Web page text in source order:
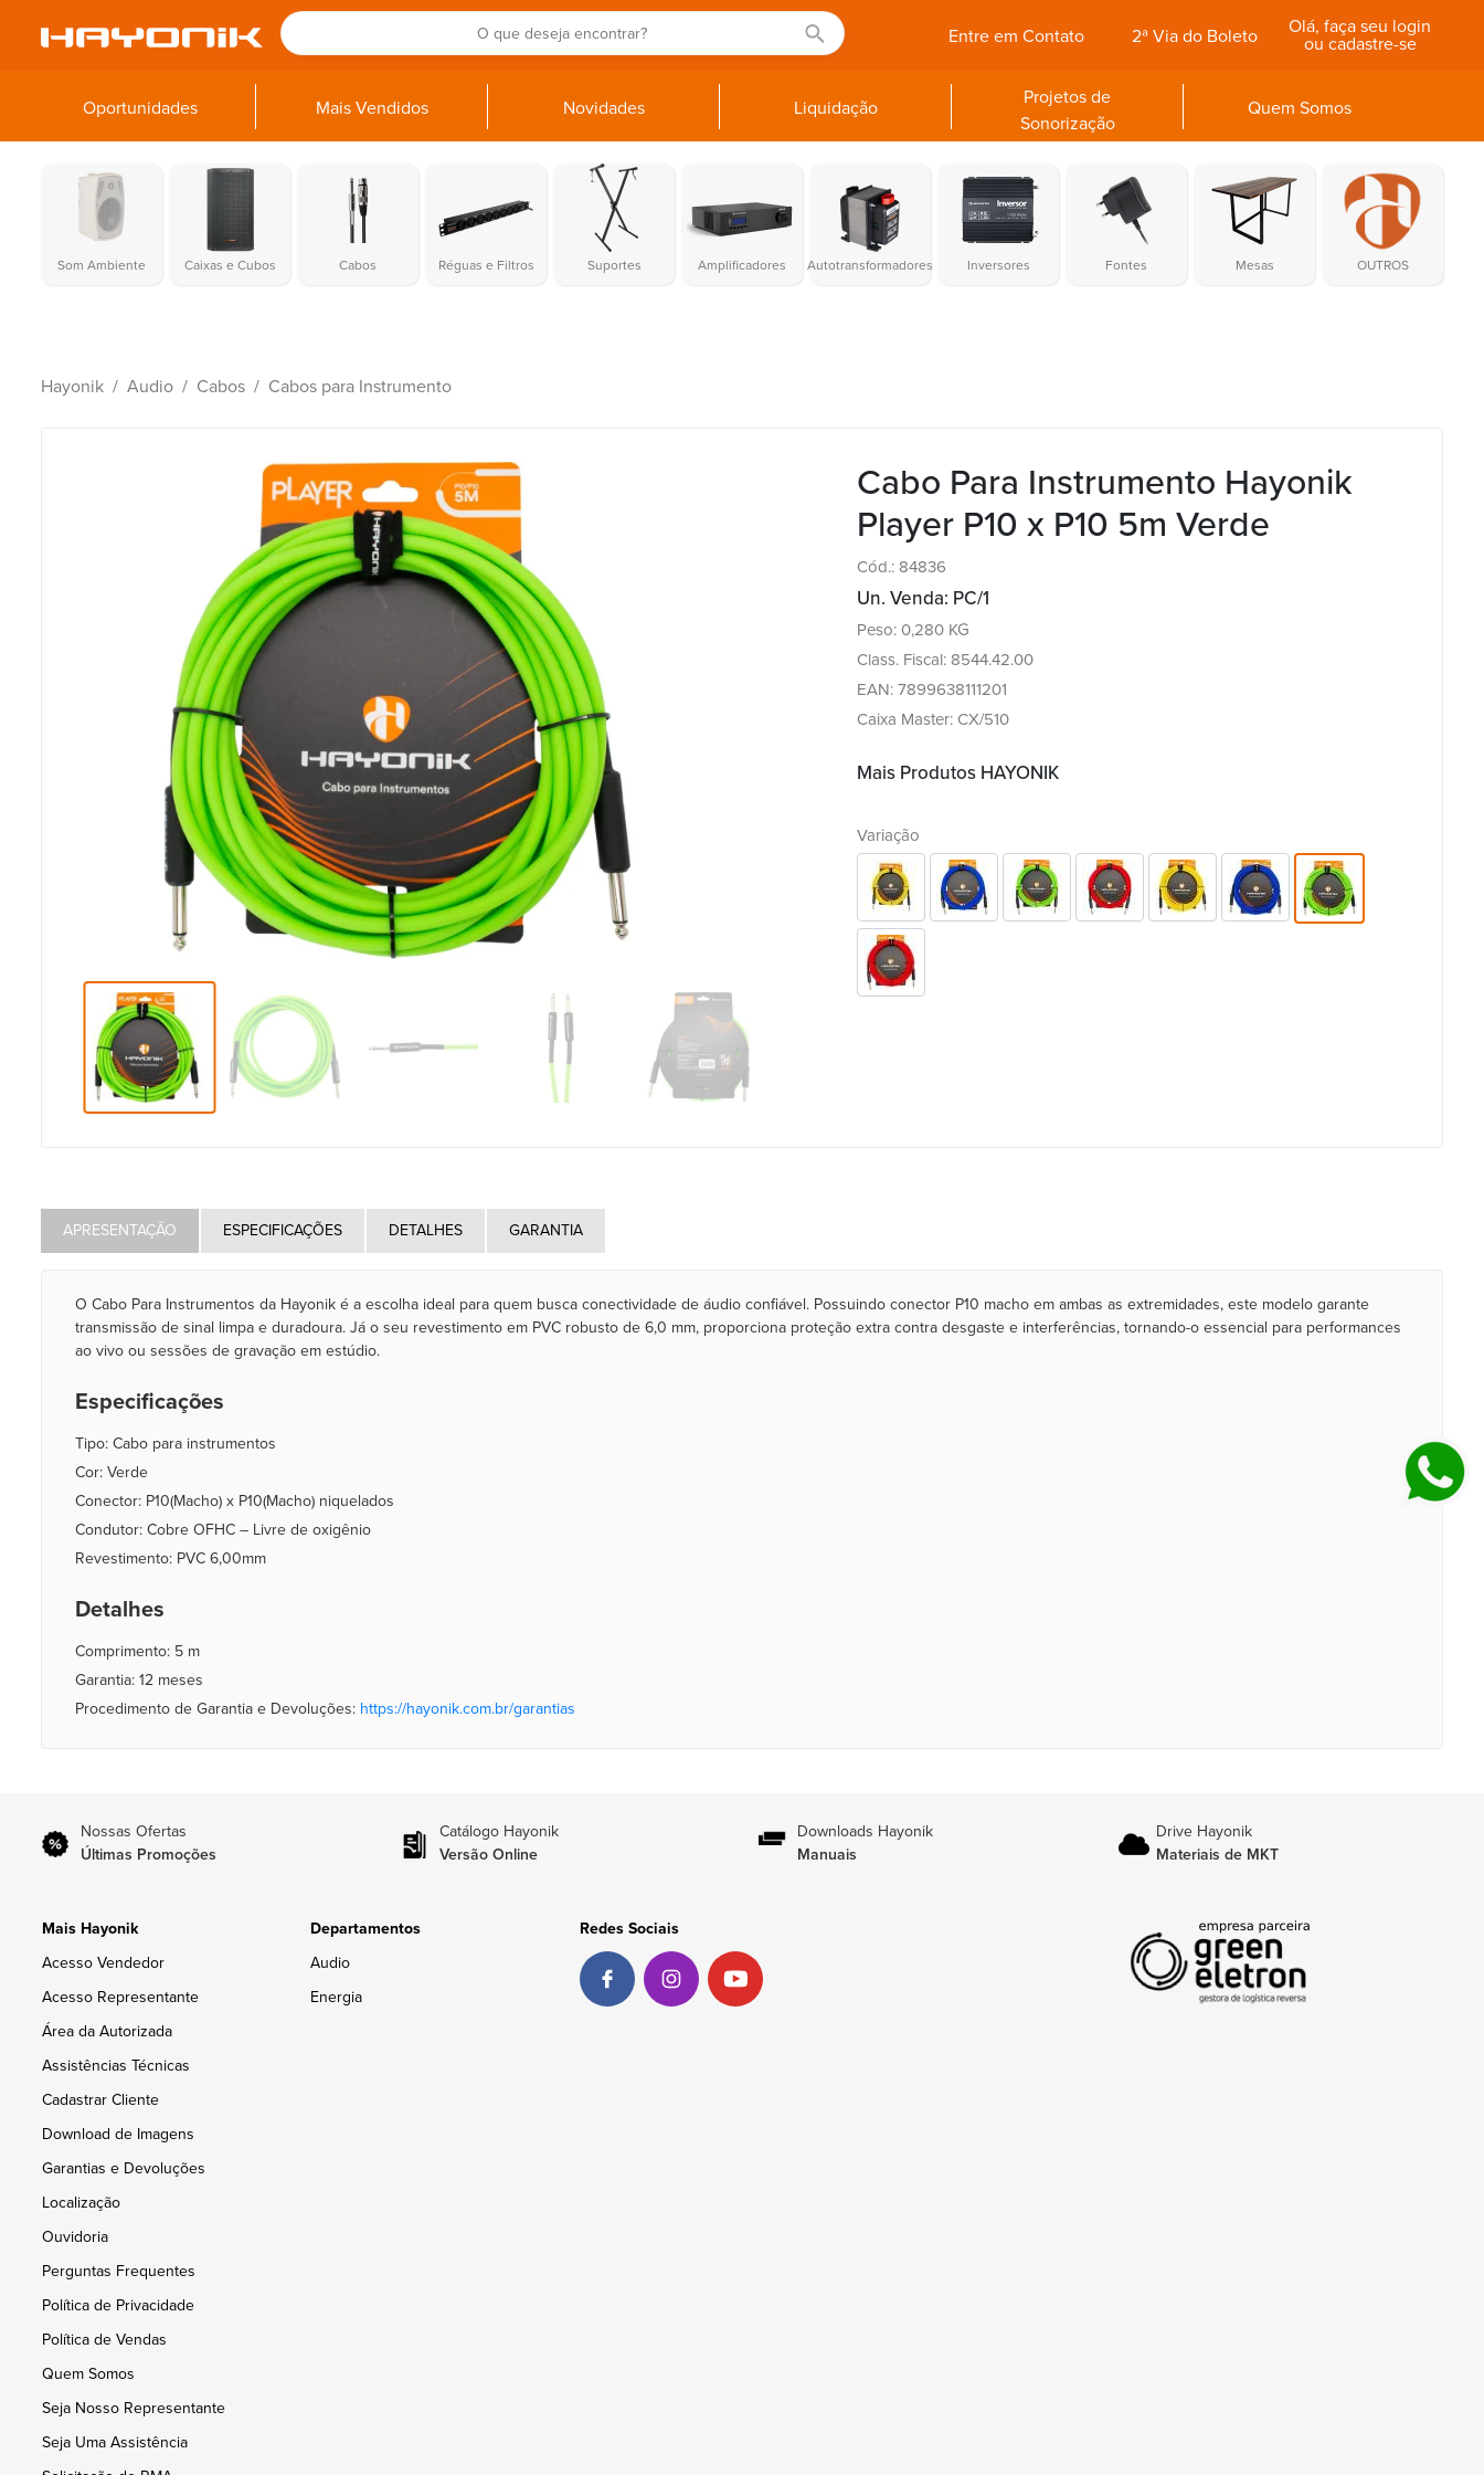
Olá, faça seu login
ou cadastre-se
2ª Via do Boleto
Entre em Contato
Oportunidades Mais Vendidos Novidades Liquidação
Projetos de
Sonorização
Quem Somos
Som Ambiente Caixas e Cubos Cabos Réguas e Filtros Suportes Amplificadores Autotransformadores Inversores Fontes Mesas OUTROS
Hayonik Audio Cabos Cabos para Instrumento
Cabo Para Instrumento Hayonik
Player P10 x P10 5m Verde
Cód.: 84836
Un. Venda: PC/1
Peso: 0,280 KG
Class. Fiscal: 8544.42.00
EAN: 7899638111201
Caixa Master: CX/510
Mais Produtos HAYONIK
Variação
APRESENTAÇÃO ESPECIFICAÇÕES DETALHES GARANTIA
O Cabo Para Instrumentos da Hayonik é a escolha ideal para quem busca conectividade de áudio confiável. Possuindo conector P10 macho em ambas as extremidades, este modelo garante
transmissão de sinal limpa e duradoura. Já o seu revestimento em PVC robusto de 6,0 mm, proporciona proteção extra contra desgaste e interferências, tornando-o essencial para performances
ao vivo ou sessões de gravação em estúdio.
Especificações
Tipo: Cabo para instrumentos
Cor: Verde
Conector: P10(Macho) x P10(Macho) niquelados
Condutor: Cobre OFHC – Livre de oxigênio
Revestimento: PVC 6,00mm
Detalhes
Comprimento: 5 m
Garantia: 12 meses
Procedimento de Garantia e Devoluções: https://hayonik.com.br/garantias
Nossas Ofertas
Últimas Promoções
Catálogo Hayonik
Versão Online
Downloads Hayonik
Manuais
Drive Hayonik
Materiais de MKT
Mais Hayonik
Acesso Vendedor
Acesso Representante
Área da Autorizada
Assistências Técnicas
Cadastrar Cliente
Download de Imagens
Garantias e Devoluções
Localização
Ouvidoria
Perguntas Frequentes
Política de Privacidade
Política de Vendas
Quem Somos
Seja Nosso Representante
Seja Uma Assistência
Departamentos
Audio
Energia
Redes Sociais